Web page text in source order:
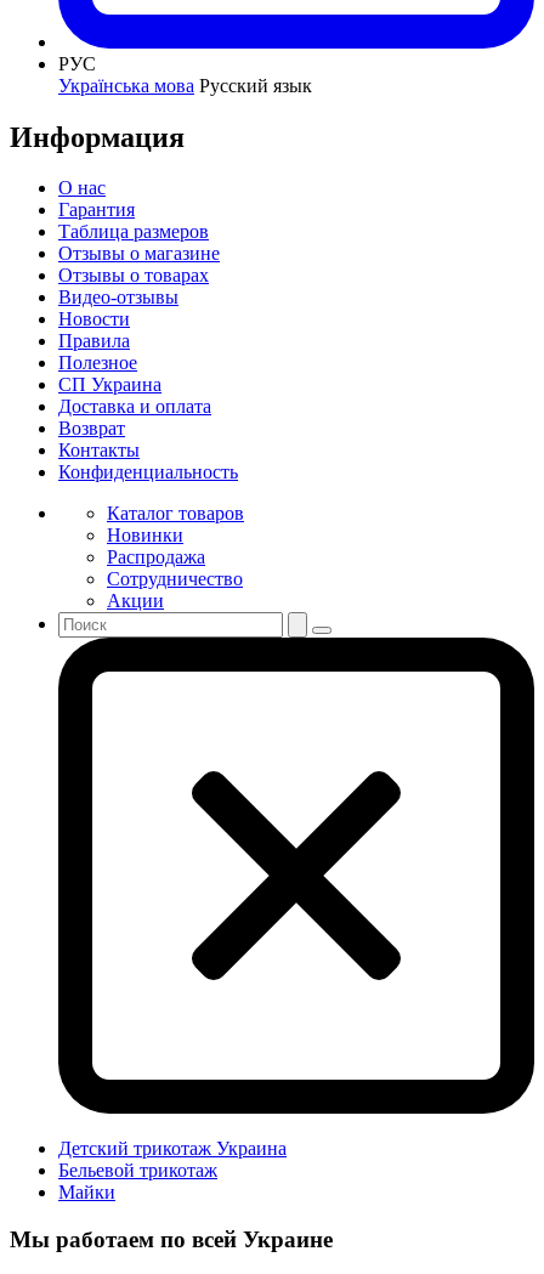
РУС
Українська мова Русский язык
Информация
О нас
Гарантия
Таблица размеров
Отзывы о магазине
Отзывы о товарах
Видео-отзывы
Новости
Правила
Полезное
СП Украина
Доставка и оплата
Возврат
Контакты
Конфиденциальность
Каталог товаров
Новинки
Распродажа
Сотрудничество
Акции
Детский трикотаж Украина
Бельевой трикотаж
Майки
Мы работаем по всей Украине